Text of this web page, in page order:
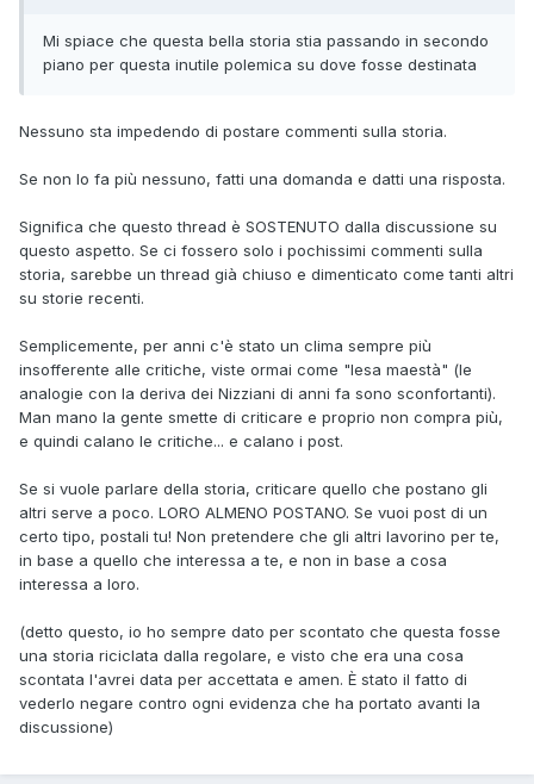
Mi spiace che questa bella storia stia passando in secondo
piano per questa inutile polemica su dove fosse destinata
Nessuno sta impedendo di postare commenti sulla storia.
Se non lo fa più nessuno, fatti una domanda e datti una risposta.
Significa che questo thread è SOSTENUTO dalla discussione su
questo aspetto. Se ci fossero solo i pochissimi commenti sulla
storia, sarebbe un thread già chiuso e dimenticato come tanti altri
su storie recenti.
Semplicemente, per anni c'è stato un clima sempre più
insofferente alle critiche, viste ormai come "lesa maestà" (le
analogie con la deriva dei Nizziani di anni fa sono sconfortanti).
Man mano la gente smette di criticare e proprio non compra più,
e quindi calano le critiche... e calano i post.
Se si vuole parlare della storia, criticare quello che postano gli
altri serve a poco. LORO ALMENO POSTANO. Se vuoi post di un
certo tipo, postali tu! Non pretendere che gli altri lavorino per te,
in base a quello che interessa a te, e non in base a cosa
interessa a loro.
(detto questo, io ho sempre dato per scontato che questa fosse
una storia riciclata dalla regolare, e visto che era una cosa
scontata l'avrei data per accettata e amen. È stato il fatto di
vederlo negare contro ogni evidenza che ha portato avanti la
discussione)